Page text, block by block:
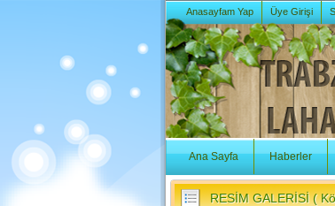
Anasayfam Yap Üye Girişi
Ana Sayfa Haberler
RESİM GALERİSİ (